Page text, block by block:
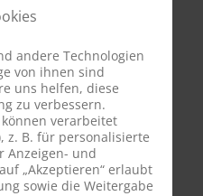
andere Technologien
von ihnen sind
uns helfen, diese
zu verbessern.
verarbeitet
z. B. für personalisierte
Anzeigen- und
„Akzeptieren“ erlaubt
sowie die Weitergabe